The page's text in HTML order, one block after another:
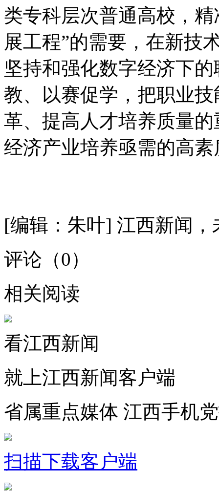
类专科层次普通高校，
展工程”的需要，在新技
坚持和强化数字经济下
教、以赛促学，把职业
革、提高人才培养质量
经济产业培养亟需的高
[编辑：朱叶] 江西新闻，
评论（0）
相关阅读
看江西新闻
就上江西新闻客户端
省属重点媒体 江西手机
扫描下载客户端